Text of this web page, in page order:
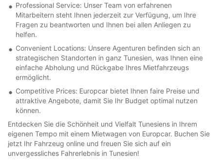
Professional Service: Unser Team von erfahrenen
Mitarbeitern steht Ihnen jederzeit zur Verfügung, um Ihre
Fragen zu beantworten und Ihnen bei allen Anliegen zu
helfen.
Convenient Locations: Unsere Agenturen befinden sich an
strategischen Standorten in ganz Tunesien, was Ihnen eine
einfache Abholung und Rückgabe Ihres Mietfahrzeugs
ermöglicht.
Competitive Prices: Europcar bietet Ihnen faire Preise und
attraktive Angebote, damit Sie Ihr Budget optimal nutzen
können.
Entdecken Sie die Schönheit und Vielfalt Tunesiens in Ihrem
eigenen Tempo mit einem Mietwagen von Europcar. Buchen Sie
jetzt Ihr Fahrzeug online und freuen Sie sich auf ein
unvergessliches Fahrerlebnis in Tunesien!